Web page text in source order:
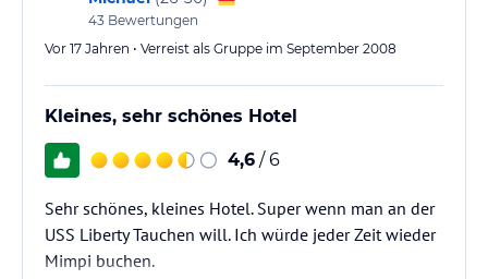
43 Bewertungen
Vor 17 Jahren • Verreist als Gruppe im September 2008
Kleines, sehr schönes Hotel
4,6 / 6
Sehr schönes, kleines Hotel. Super wenn man an der
USS Liberty Tauchen will. Ich würde jeder Zeit wieder
Mimpi buchen.